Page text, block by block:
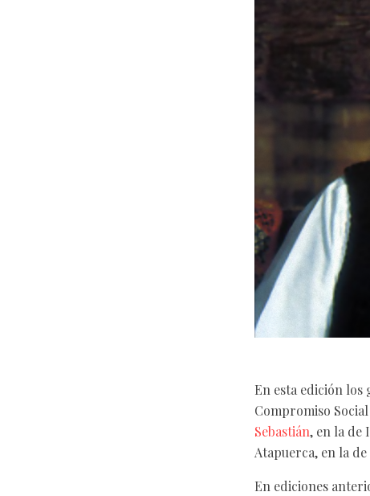
En esta edición los
Compromiso
Sebastián, en la de
Atapuerca, en la
En ediciones